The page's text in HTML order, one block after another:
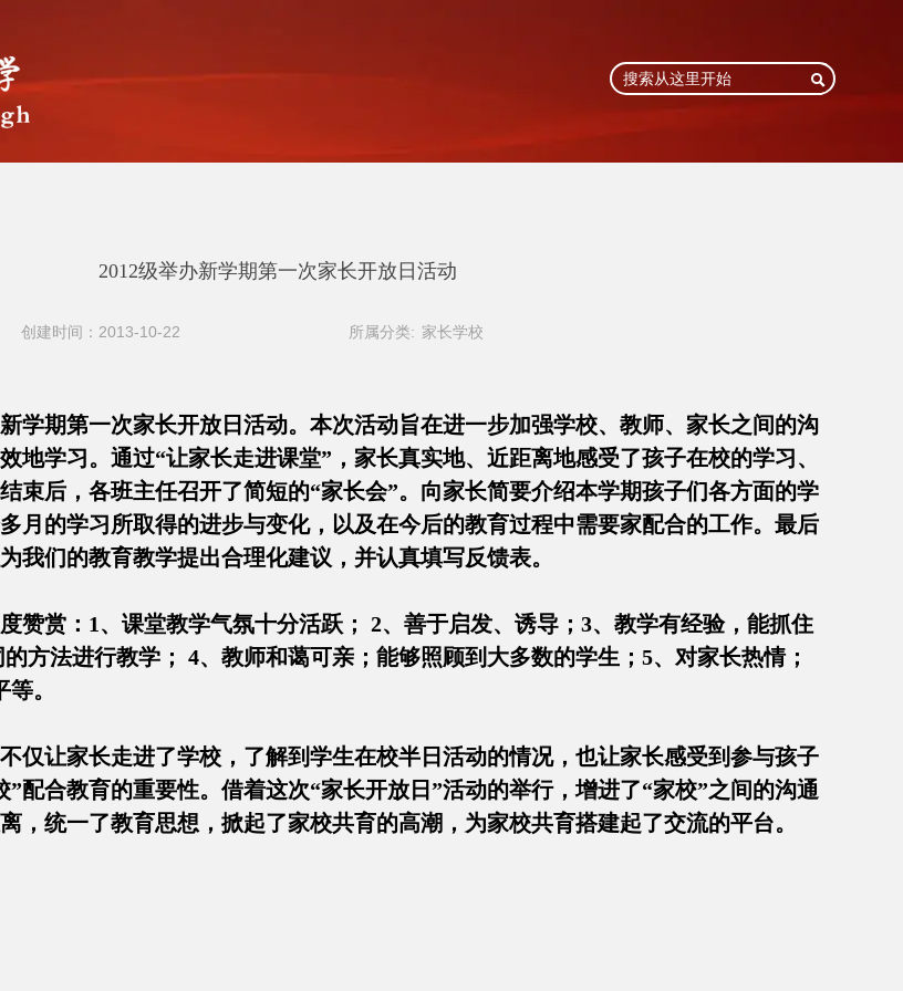

2012级举办新学期第一次家长开放日活动
创建时间：2013-10-22 所属分类: 家长学校
学期第一次家长开放日活动。本次活动旨在进一步加强学校、教师、家长之间的沟
地学习。通过“让家长走进课堂”，家长真实地、近距离地感受了孩子在校的学习、
束后，各班主任召开了简短的“家长会”。向家长简要介绍本学期孩子们各方面的学
月的学习所取得的进步与变化，以及在今后的教育过程中需要家配合的工作。最后
我们的教育教学提出合理化建议，并认真填写反馈表。
赞赏：1、课堂教学气氛十分活跃； 2、善于启发、诱导；3、教学有经验，能抓住
方法进行教学； 4、教师和蔼可亲；能够照顾到大多数的学生；5、对家长热情；
平等。
仅让家长走进了学校，了解到学生在校半日活动的情况，也让家长感受到参与孩子
配合教育的重要性。借着这次“家长开放日”活动的举行，增进了“家校”之间的沟通
，统一了教育思想，掀起了家校共育的高潮，为家校共育搭建起了交流的平台。